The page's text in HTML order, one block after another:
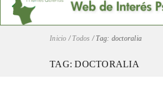
Inicio / Todos / Tag: doctoralia
TAG: DOCTORALIA